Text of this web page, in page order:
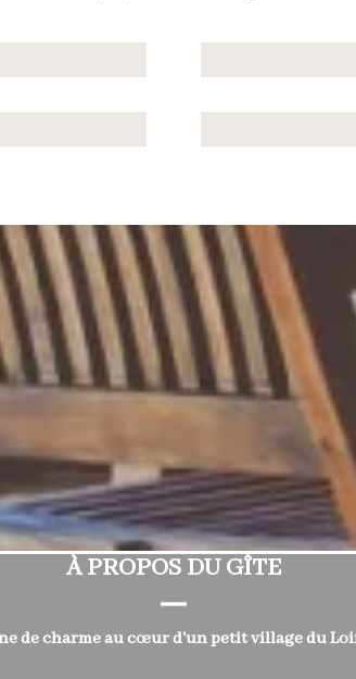
À PROPOS DU GÎTE
de charme au cœur d'un petit village du